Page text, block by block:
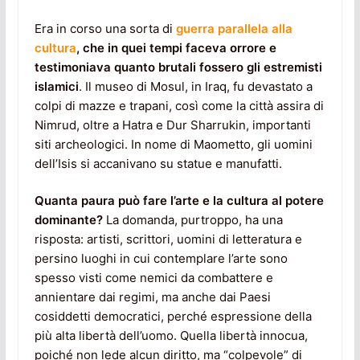
Era in corso una sorta di guerra parallela alla
cultura, che in quei tempi faceva orrore e
testimoniava quanto brutali fossero gli estremisti
islamici. Il museo di Mosul, in Iraq, fu devastato a
colpi di mazze e trapani, così come la città assira di
Nimrud, oltre a Hatra e Dur Sharrukin, importanti
siti archeologici. In nome di Maometto, gli uomini
dell’Isis si accanivano su statue e manufatti.
Quanta paura può fare l’arte e la cultura al potere
dominante?La domanda, purtroppo, ha una
risposta: artisti, scrittori, uomini di letteratura e
persino luoghi in cui contemplare l’arte sono
spesso visti come nemici da combattere e
annientare dai regimi, ma anche dai Paesi
cosiddetti democratici, perché espressione della
più alta libertà dell’uomo. Quella libertà innocua,
poiché non lede alcun diritto, ma “colpevole” di